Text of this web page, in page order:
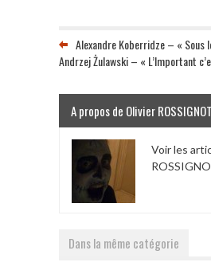
Alexandre Koberridze – « Sous
Andrzej Żulawski – « L’Important
A propos de Olivier ROSSIGNOT
Voir les
Dans la même catégorie